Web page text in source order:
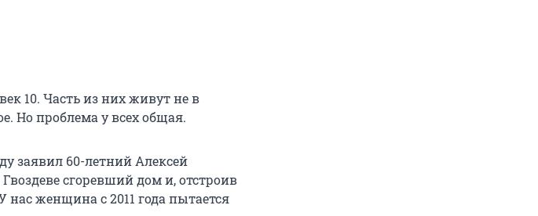
10. Часть из них живут не в
Но проблема у всех общая.
заявил 60-летний Алексей
сгоревший дом и, отстроив
нас женщина с 2011 года пытается